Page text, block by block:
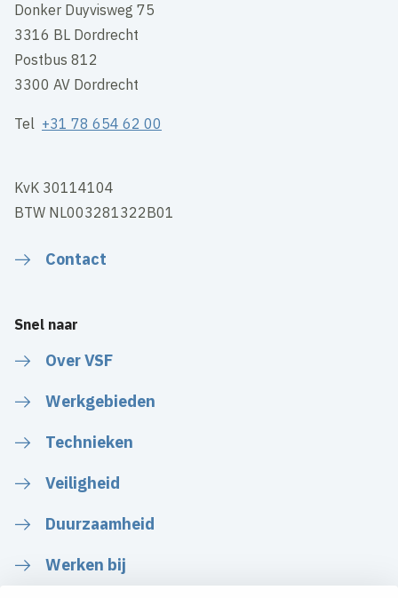
Donker Duyvisweg 75
3316 BL Dordrecht
Postbus 812
3300 AV Dordrecht
Tel +31 78 654 62 00
KvK 30114104
BTW NL003281322B01
Contact
Snel naar
Over VSF
Werkgebieden
Technieken
Veiligheid
Duurzaamheid
Werken bij